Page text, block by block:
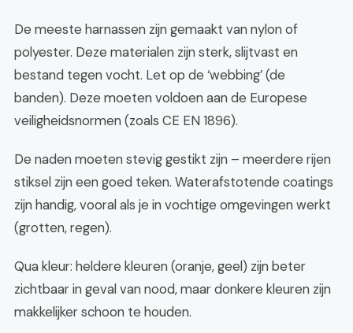
De meeste harnassen zijn gemaakt van nylon of
polyester. Deze materialen zijn sterk, slijtvast en
bestand tegen vocht. Let op de ‘webbing’ (de
banden). Deze moeten voldoen aan de Europese
veiligheidsnormen (zoals CE EN 1896).
De naden moeten stevig gestikt zijn – meerdere rijen
stiksel zijn een goed teken. Waterafstotende coatings
zijn handig, vooral als je in vochtige omgevingen werkt
(grotten, regen).
Qua kleur: heldere kleuren (oranje, geel) zijn beter
zichtbaar in geval van nood, maar donkere kleuren zijn
makkelijker schoon te houden.